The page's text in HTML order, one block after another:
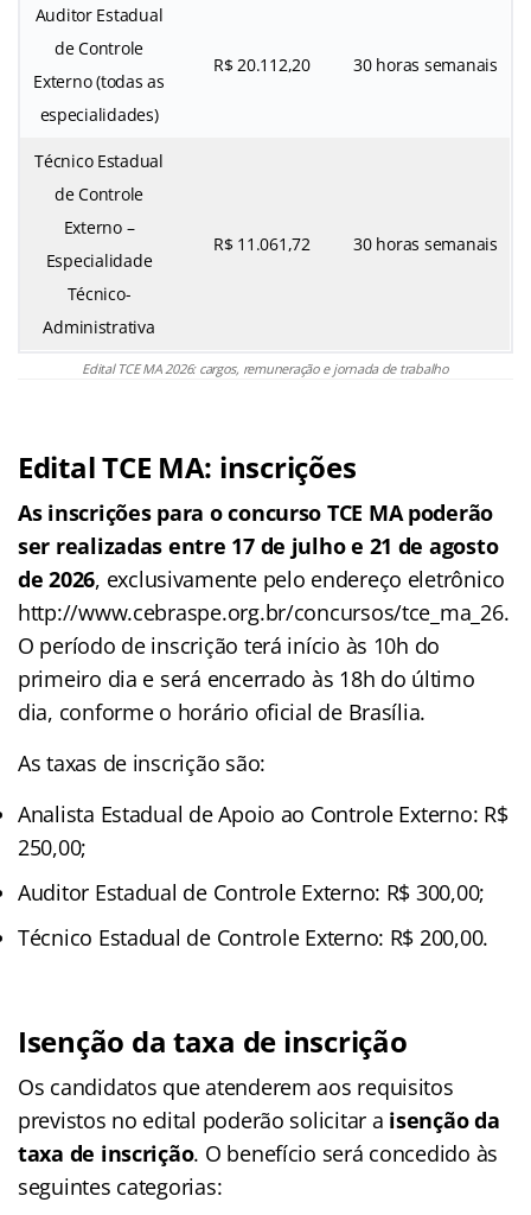
Auditor Estadual
de Controle
Externo (todas as
especialidades)
R$ 20.112,20 30 horas semanais
Técnico Estadual
de Controle
Externo –
Especialidade
Técnico-
Administrativa
R$ 11.061,72 30 horas semanais
Edital TCE MA 2026: cargos, remuneração e jornada de trabalho
Edital TCE MA: inscrições
As inscrições para o concurso TCE MA poderão
ser realizadas entre 17 de julho e 21 de agosto
de 2026, exclusivamente pelo endereço eletrônico
http://www.cebraspe.org.br/concursos/tce_ma_26.
O período de inscrição terá início às 10h do
primeiro dia e será encerrado às 18h do último
dia, conforme o horário oficial de Brasília.
As taxas de inscrição são:
Analista Estadual de Apoio ao Controle Externo: R$
250,00;
Auditor Estadual de Controle Externo: R$ 300,00;
Técnico Estadual de Controle Externo: R$ 200,00.
Isenção da taxa de inscrição
Os candidatos que atenderem aos requisitos
previstos no edital poderão solicitar a isenção da
taxa de inscrição. O benefício será concedido às
seguintes categorias: